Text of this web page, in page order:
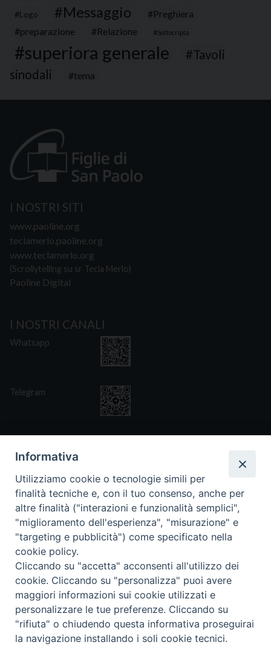
Logo Messaggio
Preghiera
preparazione
Relazione Sottocripta
superiora generale
Tavoli
sinodali
tema
I NOSTRI SITI
www.paoline.org
teclamerlo.paoline.org
www.teclamerlo.org
(Scrollytelling su sr Tecla Merlo)
Paoline Digital
I NOSTRI CANALI
Whatsapp
Telegram
CONTATTI
Via San Giovanni Eudes 25, Roma
fsp@paoline.org
- Privacy Policy
- Cookie Policy
- Aggiorna Preferenze Cookies
Informativa
Utilizziamo cookie o tecnologie simili per
finalità tecniche e, con il tuo consenso, anche per
altre finalità ("interazioni e funzionalità semplici",
"miglioramento dell'esperienza", "misurazione" e
"targeting e pubblicità") come specificato nella
cookie policy.
Cliccando su "accetta" acconsenti all'utilizzo dei
cookie. Cliccando su "personalizza" puoi avere
maggiori informazioni sui cookie utilizzati e
personalizzare le tue preferenze. Cliccando su
"rifiuta" o chiudendo questa informativa proseguirai
la navigazione installando i soli cookie tecnici.